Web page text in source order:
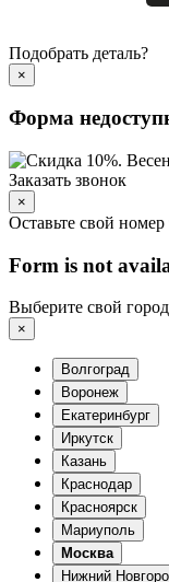
Подобрать деталь?
×
Форма
Заказать звонок
×
Оставьте свой
Form is not
Выберите свой город
×
Волгоград
Воронеж
Екатеринбург
Иркутск
Казань
Краснодар
Красноярск
Мариуполь
Москва
Нижний